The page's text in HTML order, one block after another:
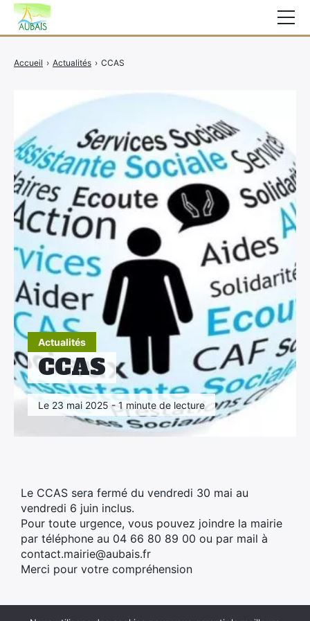
Actualités
CCAS
Le 23 mai 2025 - 1 minute de lecture
Accueil › Actualités › CCAS
Le CCAS sera fermé du vendredi 30 mai au
vendredi 6 juin inclus.
Pour toute urgence, vous pouvez joindre la mairie
par téléphone au 04 66 80 89 00 ou par mail à
contact.mairie@aubais.fr
Merci pour votre compréhension
Vie au village
Services
Elections
Etat Civil
Autres Démarches
CCAS
Contact
×